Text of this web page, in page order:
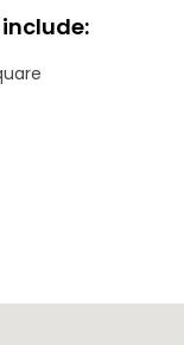
base giornaliera.
l'opportunità di
gli ospiti
una mancia